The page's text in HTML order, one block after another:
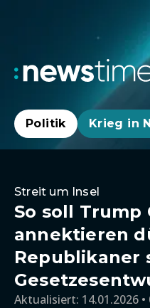
Politik Krieg in
Streit um Insel
So soll Trump
annektieren
Republikaner
Aktualisiert: 14.01.2026